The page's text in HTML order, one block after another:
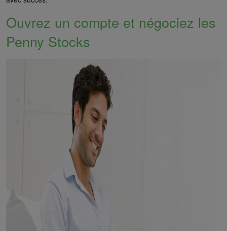
Ouvrez un compte et négociez les
Penny Stocks